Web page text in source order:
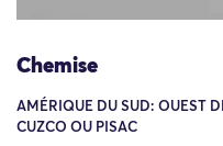
Chemise
AMÉRIQUE DU SUD: OUEST
CUZCO OU PISAC